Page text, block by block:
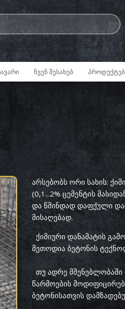
ᲩᲕᲔᲜ ᲨᲔᲡᲐᲮᲔᲑ
არსებობს ორი სახის:
(0,1...2% ცემენტის
და წმინდად დაფქული
მისაღებად.
ქიმიური დანამატის
მეთოდია ბეტონის
თუ ადრე
წარმოების
ბეტონისათვის